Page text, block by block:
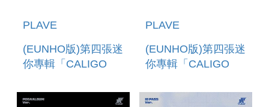
PLAVE
(EUNHO版)第四張迷
你專輯「CALIGO
VER.)」(韓國進口版)
PLAVE
(EUNHO版)第四張迷
你專輯「CALIGO
VER.)」 (韓國進口